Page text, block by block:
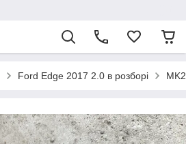
Ford Edge 2017 2.0 в розборі